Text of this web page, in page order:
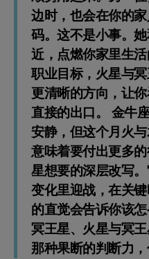
边时，也会在你的
码。这不是小事。
近，点燃你家里生
职业目标，火星与
更清晰的方向，让
直接的出口。 金牛
安静，但这个月火
意味着要付出更多
星想要的深层改写
变化里迎战，在关
的直觉会告诉你该
冥王星、火星与冥
那种果断的判断力，